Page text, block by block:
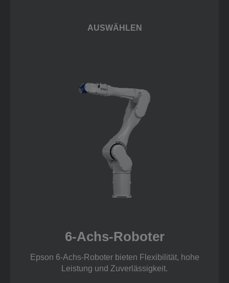
AUSWÄHLEN
6-Achs-Roboter
Epson 6-Achs-Roboter bieten Flexibilität, hohe
Leistung und Zuverlässigkeit.